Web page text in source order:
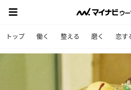
トップ 働く 整える 磨く 恋す